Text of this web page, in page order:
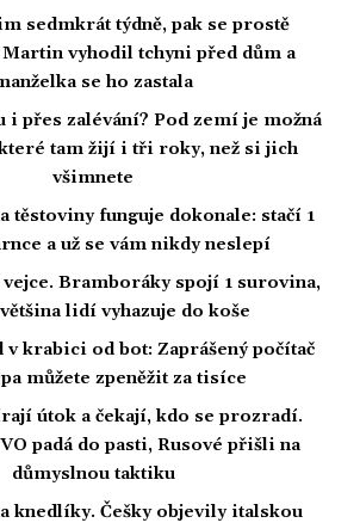
sedmkrát týdně, pak se prostě
Martin vyhodil tchyni před dům a
se ho zastala
i přes zalévání? Pod zemí je možná
tam žijí i tři roky, než si jich
všimnete
těstoviny funguje dokonale: stačí 1
a už se vám nikdy neslepí
Bramboráky spojí 1 surovina,
lidí vyhazuje do koše
v krabici od bot: Zaprášený počítač
můžete zpeněžit za tisíce
útok a čekají, kdo se prozradí.
padá do pasti, Rusové přišli na
důmyslnou taktiku
knedlíky. Češky objevily italskou